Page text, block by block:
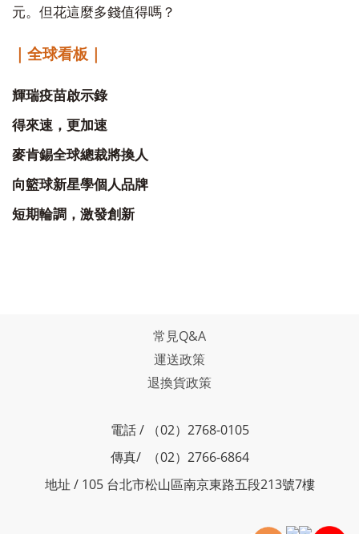
元。但花這麼多錢值得嗎？
｜全球看板｜
輝瑞疫苗啟示錄
得來速，更加速
麥肯錫全球總裁將換人
向籃球新星學個人品牌
短期輪調，激發創新
常見Q&A
運送政策
退換貨政策
電話 / （02）2768-0105
傳真/ （02）2766-6864
地址 / 105 台北市松山區南京東路五段213號7樓